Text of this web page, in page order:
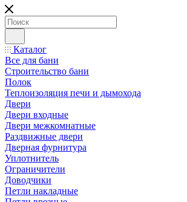
Каталог
Все для бани
Строительство бани
Полок
Теплоизоляция печи и дымохода
Двери
Двери входные
Двери межкомнатные
Раздвижные двери
Дверная фурнитура
Уплотнитель
Ограничители
Доводчики
Петли накладные